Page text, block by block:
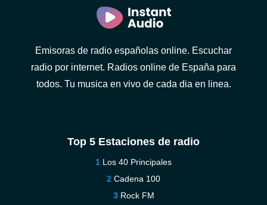
Emisoras de radio españolas online. Escuchar
radio por internet. Radios online de España para
todos. Tu musica en vivo de cada dia en linea.
Top 5 Estaciones de radio
Los 40 Principales
Cadena 100
Rock FM